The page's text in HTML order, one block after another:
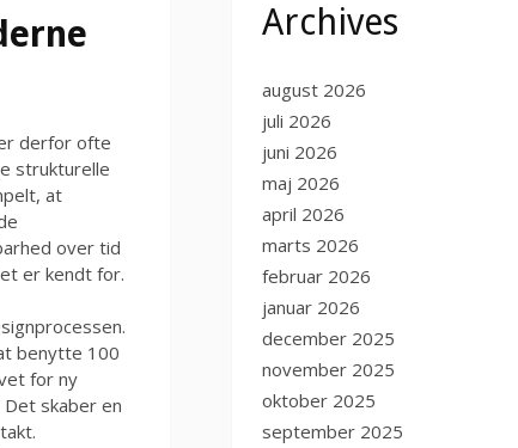
derfor ofte
strukturelle
at
over tid
er kendt for.
benytte 100
for ny
skaber en
Archives
august 2026
juli 2026
juni 2026
maj 2026
april 2026
marts 2026
februar 2026
januar 2026
december 2025
november 2025
oktober 2025
september 2025